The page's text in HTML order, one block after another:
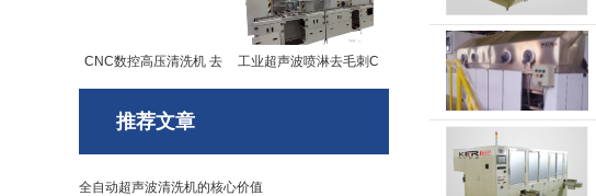
CNC数控高压清洗机 去 工业超声波喷淋去毛刺C
推荐文章
全自动超声波清洗机的核心价值